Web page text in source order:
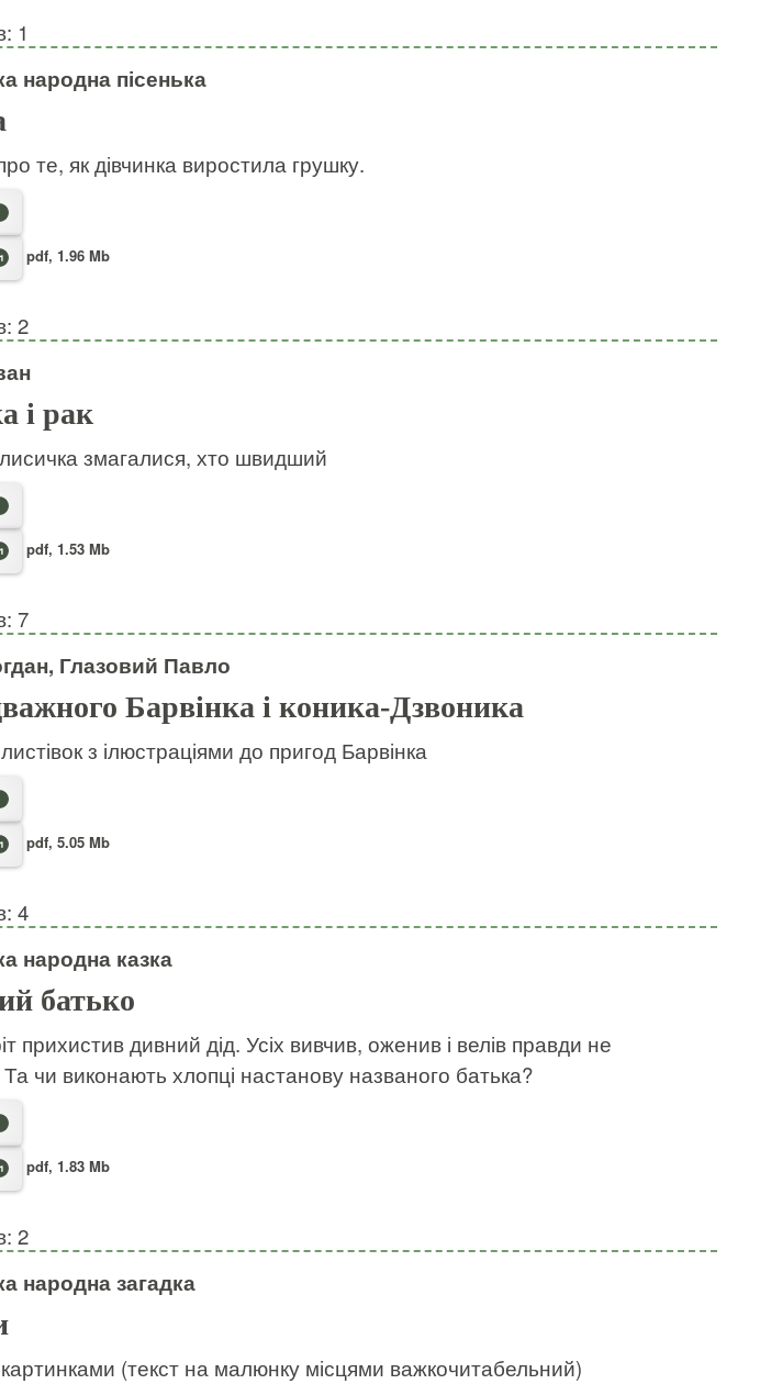
1
народна пісенька
те, як дівчинка виростила грушку.
pdf, 1.96 Mb
2
і рак
змагалися, хто швидший
pdf, 1.53 Mb
7
Глазовий Павло
Барвінка і коника-Дзвоника
з ілюстраціями до пригод Барвінка
pdf, 5.05 Mb
4
народна казка
батько
прихистив дивний дід. Усіх вивчив, оженив і велів правди не
чи виконають хлопці настанову названого батька?
pdf, 1.83 Mb
2
народна загадка
(текст на малюнку місцями важкочитабельний)